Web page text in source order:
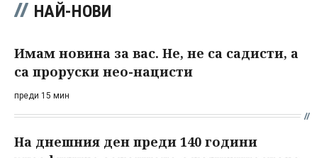
НАЙ-НОВИ
Имам новина за вас. Не, не са садисти, а
са проруски нео-нацисти
преди 15 мин
На днешния ден преди 140 години